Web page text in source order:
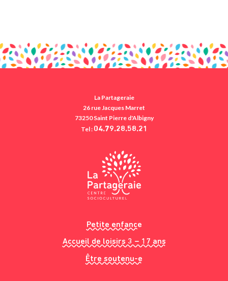
La Partageraie
26 rue Jacques Marret
73250 Saint Pierre d'Albigny
Tel : 04.79.28.58.21
Petite enfance
Accueil de loisirs 3 – 17 ans
Être soutenu-e